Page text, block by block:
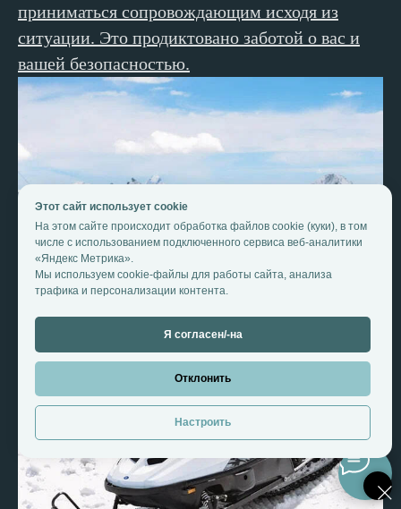
приниматься сопровождающим исходя из
ситуации. Это продиктовано заботой о вас и
вашей безопасностью.
Этот сайт использует cookie
На этом сайте происходит обработка файлов cookie (куки), в том
числе с использованием подключенного сервиса веб-аналитики
«Яндекс Метрика».
Мы используем cookie-файлы для работы сайта, анализа
трафика и персонализации контента.
Я согласен/-на
Отклонить
Настроить
Компаньоны
Путешествия
Индивидуальные
Групповые
Корпоративные
Данная услуга не является туроператорской деятельностью.
Клиенту оказывается помощь в организации путешествия.
Календарь
ОГРНИП: 32226510040163
Отвечаем на заявки с 10−00 до 21−00
Разработка сайта:
Договор
по организации
отдыха
Политика
конфиденциальности
Согласие на обработку персональных
данных
рассылок и маркетинговую коммуникацию
лояльности
Вакансии